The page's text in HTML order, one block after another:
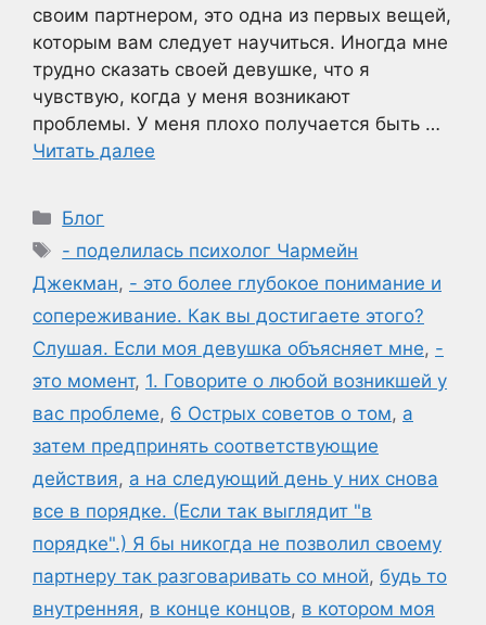
своим партнером, это одна из первых вещей,
которым вам следует научиться. Иногда мне
трудно сказать своей девушке, что я
чувствую, когда у меня возникают
проблемы. У меня плохо получается быть …
Читать далее
Рубрики
Блог
Метки
- поделилась психолог Чармейн
Джекман, - это более глубокое понимание и
сопереживание. Как вы достигаете этого?
Слушая. Если моя девушка объясняет мне, -
это момент, 1. Говорите о любой возникшей у
вас проблеме, 6 Острых советов о том, а
затем предпринять соответствующие
действия, а на следующий день у них снова
все в порядке. (Если так выглядит "в
порядке".) Я бы никогда не позволил своему
партнеру так разговаривать со мной, будь то
внутренняя, в конце концов, в котором моя